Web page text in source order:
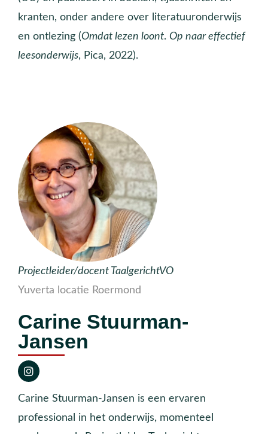
kranten, onder andere over literatuuronderwijs
en ontlezing (Omdat lezen loont. Op naar effectief
leesonderwijs, Pica, 2022).
Projectleider/docent TaalgerichtVO
Yuverta locatie Roermond
Carine Stuurman-
Jansen
Carine Stuurman-Jansen is een ervaren
professional in het onderwijs, momenteel